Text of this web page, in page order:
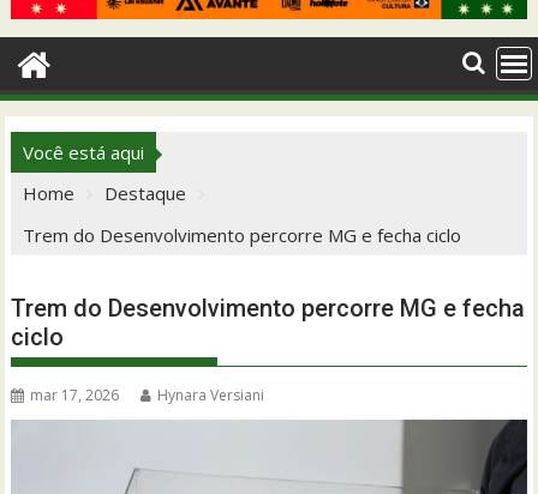
Você está aqui
Home
Destaque
Trem do Desenvolvimento percorre MG e fecha ciclo
Trem do Desenvolvimento percorre MG e fecha
ciclo
mar 17, 2026 Hynara Versiani